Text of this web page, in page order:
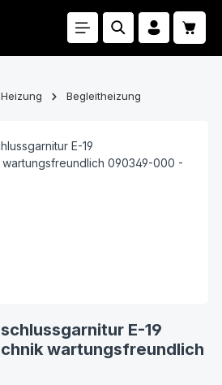
Heizung Begleitheizung
E-19
wartungsfreundlich